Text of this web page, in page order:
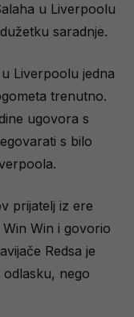
u Liverpoolu
saradnje.
Liverpoolu jedna
trenutno.
ugovora s
s bilo
prijatelj iz ere
Win i govorio
Redsa je
nego